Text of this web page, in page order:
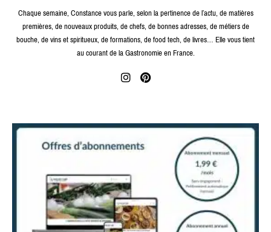
Chaque semaine, Constance vous parle, selon la pertinence de l’actu, de matières
premières, de nouveaux produits, de chefs, de bonnes adresses, de métiers de
bouche, de vins et spiritueux, de formations, de food tech, de livres… Elle vous tient
au courant de la Gastronomie en France.